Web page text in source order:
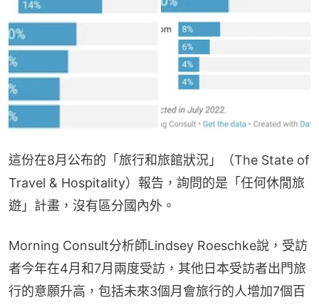
這份在8月公布的「旅行和旅館狀況」（The State of
Travel & Hospitality）報告，詢問的是「任何休閒旅
遊」計畫，沒有區分國內外。
Morning Consult分析師Lindsey Roeschke說，受訪
者今年在4月和7月兩度受訪，其他日本受訪者出門旅
行的意願升高，包括未來3個月會旅行的人增加7個百